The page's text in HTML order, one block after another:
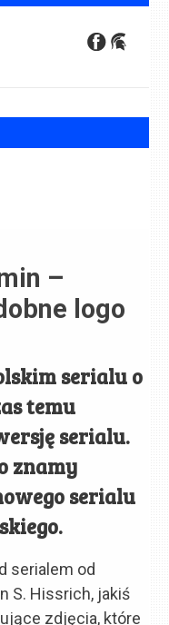
–
logo
serialu o
temu
serialu.
znamy
serialu
serialem od
S. Hissrich, jakiś
zdjęcia, które